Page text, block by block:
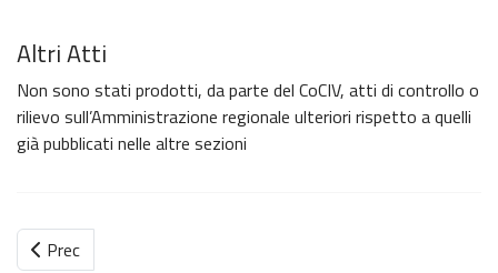
Altri Atti
Non sono stati prodotti, da parte del CoCIV, atti di controllo o
rilievo sull’Amministrazione regionale ulteriori rispetto a quelli
già pubblicati nelle altre sezioni
Prec